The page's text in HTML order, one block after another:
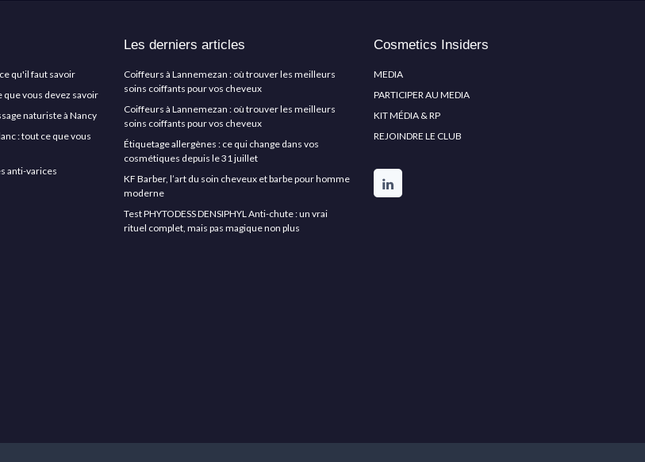
qu'il faut savoir
que vous devez savoir
naturiste à Nancy
: tout ce que vous
anti-varices
Les derniers articles
Coiffeurs à Lannemezan : où trouver les meilleurs
soins coiffants pour vos cheveux
Coiffeurs à Lannemezan : où trouver les meilleurs
soins coiffants pour vos cheveux
Étiquetage allergènes : ce qui change dans vos
cosmétiques depuis le 31 juillet
KF Barber, l’art du soin cheveux et barbe pour homme
moderne
Test PHYTODESS DENSIPHYL Anti-chute : un vrai
rituel complet, mais pas magique non plus
Cosmetics Insiders
MEDIA
PARTICIPER AU MEDIA
KIT MÉDIA & RP
REJOINDRE LE CLUB